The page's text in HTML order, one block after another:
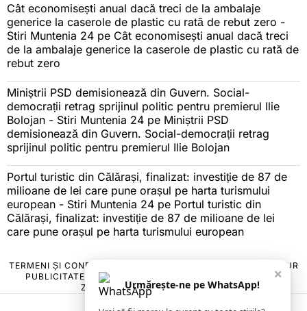
Cât economisești anual dacă treci de la ambalaje
generice la caserole de plastic cu rată de rebut zero -
Stiri Muntenia 24 pe Cât economisești anual dacă treci
de la ambalaje generice la caserole de plastic cu rată de
rebut zero
Miniștrii PSD demisionează din Guvern. Social-
democrații retrag sprijinul politic pentru premierul Ilie
Bolojan - Stiri Muntenia 24 pe Miniștrii PSD
demisionează din Guvern. Social-democrații retrag
sprijinul politic pentru premierul Ilie Bolojan
Portul turistic din Călărași, finalizat: investiție de 87 de
milioane de lei care pune orașul pe harta turismului
european - Stiri Muntenia 24 pe Portul turistic din
Călărași, finalizat: investiție de 87 de milioane de lei
care pune orașul pe harta turismului european
TERMENI ȘI CONDIȚII
POLITICA DE ANULARE & RETUR
PUBLICITATE ONLINE & TIPĂRITĂ
CONTACT
ZIARUL ANUNȚUL CĂLĂRĂȘEAN
×
Urmărește-ne pe WhatsApp!